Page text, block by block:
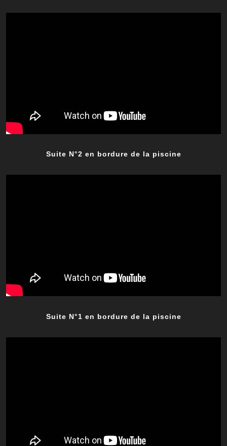
Suite N°2 en bordure de la piscine
Suite N°1 en bordure de la piscine